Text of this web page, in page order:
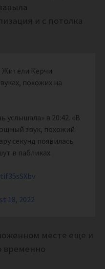
и с потолка
Жители Керчи
похожих на
услышала» в 20:42. «В
звук, похожий
секунд появилась
в пабликах.
18, 2022
месте еще и
временно